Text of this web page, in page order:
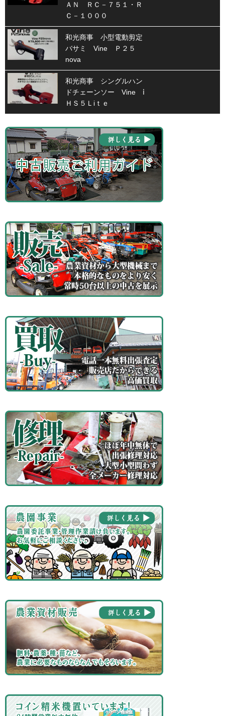
ＡＮ ＲＣ－７５１・Ｒ
Ｃ－１０００
和光商事 小型電動剪定
バサミ Vine Ｐ２５
nova
和光商事 シングルハン
ドチェーンソー Vine ⅰ
ＨＳ５Ｌiｔｅ